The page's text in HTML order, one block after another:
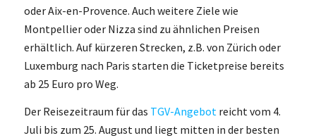
oder Aix-en-Provence. Auch weitere Ziele wie
Montpellier oder Nizza sind zu ähnlichen Preisen
erhältlich. Auf kürzeren Strecken, z.B. von Zürich oder
Luxemburg nach Paris starten die Ticketpreise bereits
ab 25 Euro pro Weg.
Der Reisezeitraum für das TGV-Angebotreicht vom 4.
Juli bis zum 25. August und liegt mitten in der besten